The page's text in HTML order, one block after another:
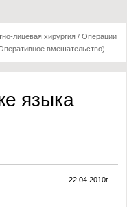
лицевая хирургия /Операции
вмешательство)
языка
22.04.2010г.